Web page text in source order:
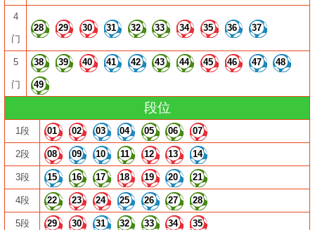
4
门
28 29 30 31 32 33 34 35 36 37
5
门
38 39 40 41 42 43 44 45 46 47 48
49
段位
1段 01 02 03 04 05 06 07
2段 08 09 10 11 12 13 14
3段 15 16 17 18 19 20 21
4段 22 23 24 25 26 27 28
5段 29 30 31 32 33 34 35